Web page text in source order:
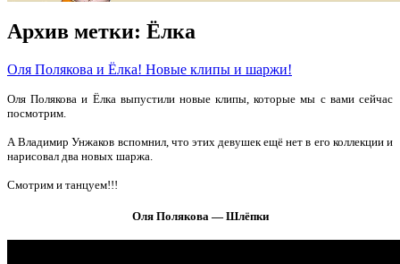
Архив метки: Ёлка
Оля Полякова и Ёлка! Новые клипы и шаржи!
Оля Полякова и Ёлка выпустили новые клипы, которые мы с вами сейчас
посмотрим.
А Владимир Унжаков вспомнил, что этих девушек ещё нет в его коллекции и
нарисовал два новых шаржа.
Смотрим и танцуем!!!
Оля Полякова — Шлёпки